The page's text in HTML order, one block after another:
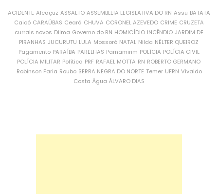
ACIDENTE Alcaçuz ASSALTO ASSEMBLEIA LEGISLATIVA DO RN Assu BATATA
Caicó CARAÚBAS Ceará CHUVA CORONEL AZEVEDO CRIME CRUZETA
currais novos Dilma Governo do RN HOMICÍDIO INCÊNDIO JARDIM DE
PIRANHAS JUCURUTU LULA Mossoró NATAL Nilda NÉLTER QUEIROZ
Pagamento PARAÍBA PARELHAS Parnamirim POLÍCIA POLÍCIA CIVIL
POLÍCIA MILITAR Política PRF RAFAEL MOTTA RN ROBERTO GERMANO
Robinson Faria Roubo SERRA NEGRA DO NORTE Temer UFRN Vivaldo
Costa Água ÁLVARO DIAS